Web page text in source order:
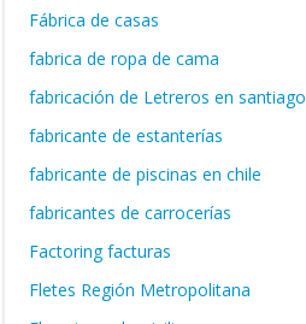
Fábrica de casas
fabrica de ropa de cama
fabricación de Letreros en santiago
fabricante de estanterías
fabricante de piscinas en chile
fabricantes de carrocerías
Factoring facturas
Fletes Región Metropolitana